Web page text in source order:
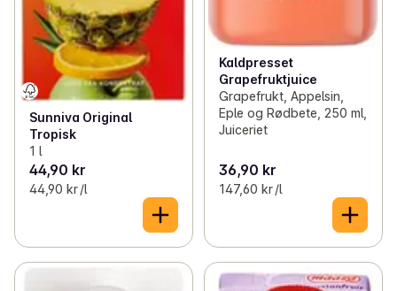
Sunniva Original
Tropisk
1 l
44,90 kr
44,90 kr /l
Kaldpresset
Grapefruktjuice
Grapefrukt, Appelsin,
Eple og Rødbete, 250 ml,
Juiceriet
36,90 kr
147,60 kr /l